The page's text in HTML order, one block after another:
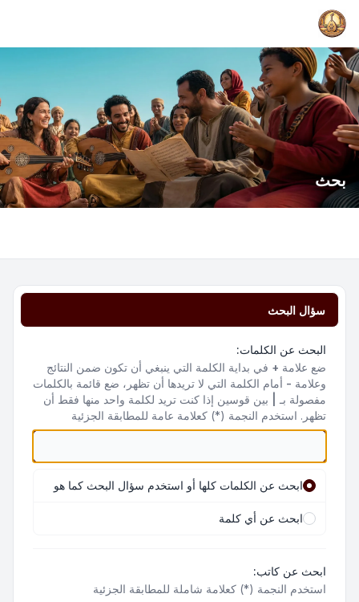
بحث
سؤال البحث
البحث عن الكلمات:
ضع علامة + في بداية الكلمة التي ينبغي أن تكون ضمن النتائج
وعلامة - أمام الكلمة التي لا تريدها أن تظهر، ضع قائمة بالكلمات
مفصولة بـ
بين قوسين إذا كنت تريد لكلمة واحد منها فقط أن
تظهر. استخدم النجمة (*) كعلامة عامة للمطابقة الجزئية
ابحث عن الكلمات كلها أو استخدم سؤال البحث كما هو
ابحث عن أي كلمة
ابحث عن كاتب:
استخدم النجمة (*) كعلامة شاملة للمطابقة الجزئية